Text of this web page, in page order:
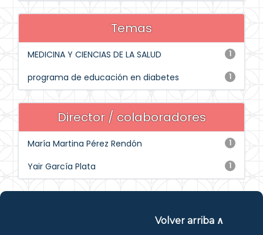
Temas
1
MEDICINA Y CIENCIAS DE LA SALUD
1
programa de educación en diabetes
Director / colaboradores
1
María Martina Pérez Rendón
1
Yair García Plata
Volver arriba ∧